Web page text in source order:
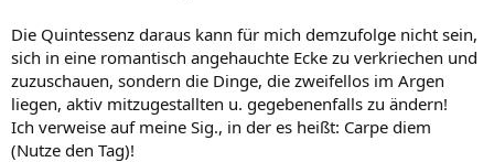
Die Quintessenz daraus kann für mich demzufolge nicht sein,
sich in eine romantisch angehauchte Ecke zu verkriechen und
zuzuschauen, sondern die Dinge, die zweifellos im Argen
liegen, aktiv mitzugestallten u. gegebenenfalls zu ändern!
Ich verweise auf meine Sig., in der es heißt: Carpe diem
(Nutze den Tag)!